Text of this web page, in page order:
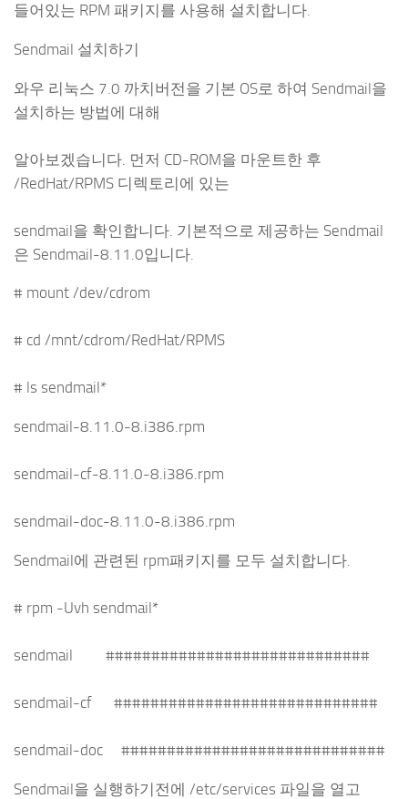
들어있는 RPM 패키지를 사용해 설치합니다.
Sendmail 설치하기
와우 리눅스 7.0 까치버전을 기본 OS로 하여 Sendmail을
설치하는 방법에 대해
알아보겠습니다. 먼저 CD-ROM을 마운트한 후
/RedHat/RPMS 디렉토리에 있는
sendmail을 확인합니다. 기본적으로 제공하는 Sendmail
은 Sendmail-8.11.0입니다.
# mount /dev/cdrom
# cd /mnt/cdrom/RedHat/RPMS
# ls sendmail*
sendmail-8.11.0-8.i386.rpm
sendmail-cf-8.11.0-8.i386.rpm
sendmail-doc-8.11.0-8.i386.rpm
Sendmail에 관련된 rpm패키지를 모두 설치합니다.
# rpm -Uvh sendmail*
sendmail #############################
sendmail-cf #############################
sendmail-doc #############################
Sendmail을 실행하기전에 /etc/services 파일을 열고